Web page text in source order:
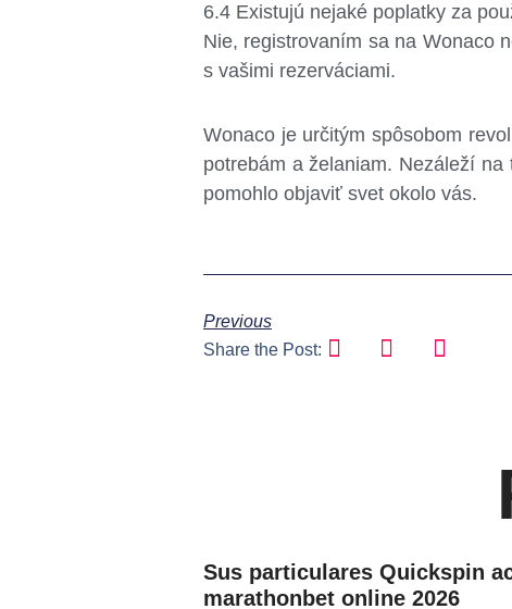
6.4 Existujú nejaké poplatky za
Nie, registrovaním sa na Wonaco
s vašimi rezerváciami.
Wonaco je určitým spôsobom
potrebám a želaniam. Nezáleží
pomohlo objaviť svet okolo vás.
Previous
Share the Post:
Sus particulares Quickspin
marathonbet online 2026